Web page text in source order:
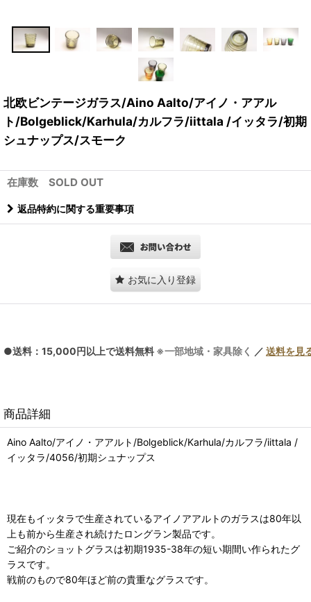
北欧ビンテージガラス/Aino Aalto/アイノ・アアル
ト/Bolgeblick/Karhula/カルフラ/iittala /イッタラ/初期
シュナップス/スモーク
在庫数 SOLD OUT
返品特約に関する重要事項
お気に入り登録
●送料：15,000円以上で送料無料 ※一部地域・家具除く ／ 送料を見
商品詳細
Aino Aalto/アイノ・アアルト/Bolgeblick/Karhula/カルフラ/iittala /
イッタラ/4056/初期シュナップス
現在もイッタラで生産されているアイノアアルトのガラスは80年以
上も前から生産され続けたロングラン製品です。
ご紹介のショットグラスは初期1935-38年の短い期間い作られたグ
ラスです。
戦前のもので80年ほど前の貴重なグラスです。